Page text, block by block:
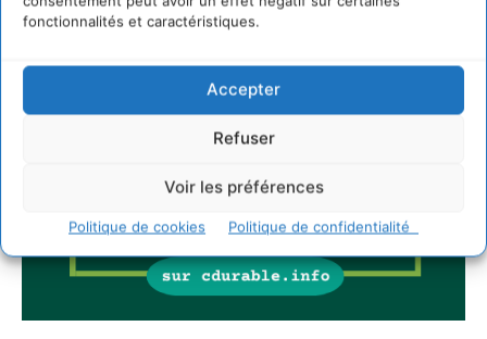
fonctionnalités et caractéristiques.
Accepter
Refuser
Voir les préférences
Politique de cookies Politique de confidentialité